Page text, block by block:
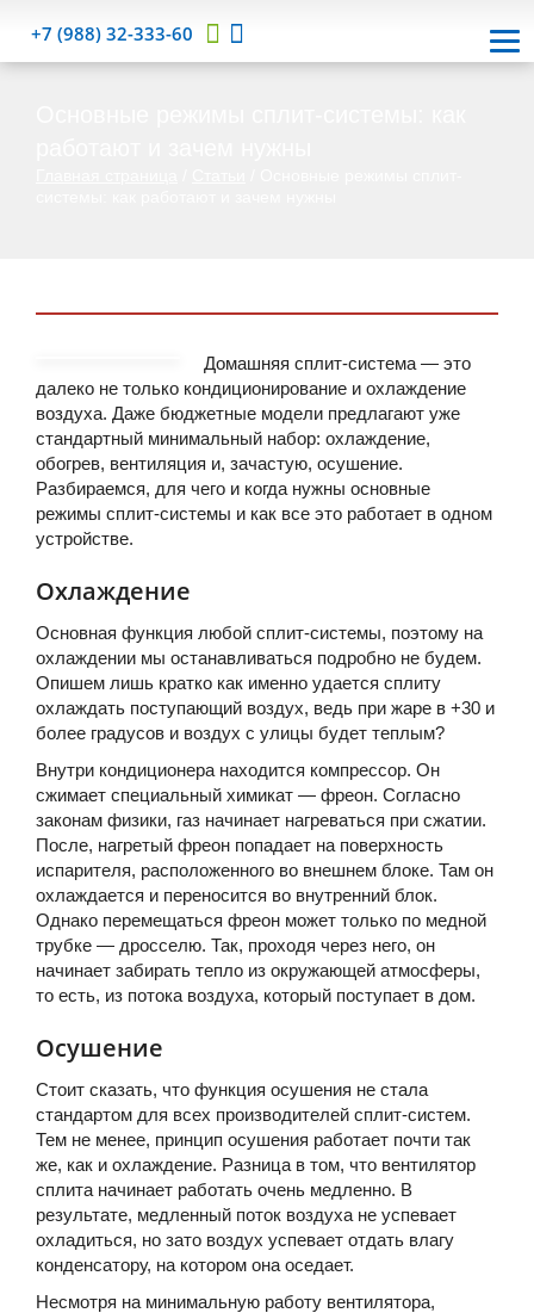
+7 (988) 32-333-60
Домашняя сплит-система — это
далеко не только кондиционирование и охлаждение
воздуха. Даже бюджетные модели предлагают уже
стандартный минимальный набор: охлаждение,
обогрев, вентиляция и, зачастую, осушение.
Разбираемся, для чего и когда нужны основные
режимы сплит-системы и как все это работает в одном
устройстве.
Охлаждение
Основная функция любой сплит-системы, поэтому на
охлаждении мы останавливаться подробно не будем.
Опишем лишь кратко как именно удается сплиту
охлаждать поступающий воздух, ведь при жаре в +30 и
более градусов и воздух с улицы будет теплым?
Внутри кондиционера находится компрессор. Он
сжимает специальный химикат — фреон. Согласно
законам физики, газ начинает нагреваться при сжатии.
После, нагретый фреон попадает на поверхность
испарителя, расположенного во внешнем блоке. Там он
охлаждается и переносится во внутренний блок.
Однако перемещаться фреон может только по медной
трубке — дросселю. Так, проходя через него, он
начинает забирать тепло из окружающей атмосферы,
то есть, из потока воздуха, который поступает в дом.
Осушение
Стоит сказать, что функция осушения не стала
стандартом для всех производителей сплит-систем.
Тем не менее, принцип осушения работает почти так
же, как и охлаждение. Разница в том, что вентилятор
сплита начинает работать очень медленно. В
результате, медленный поток воздуха не успевает
охладиться, но зато воздух успевает отдать влагу
конденсатору, на котором она оседает.
Несмотря на минимальную работу вентилятора,